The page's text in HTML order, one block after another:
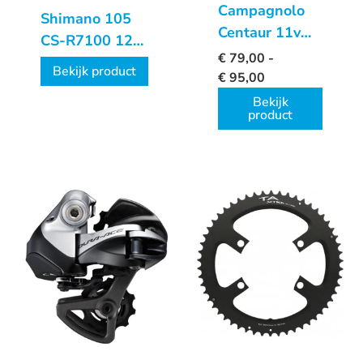
Shimano 105
CS-R7100 12
speed cassette
Bekijk product
Campagnolo
Centaur 11v
cassette
€79,00 -
€95,00
Bekijk
product